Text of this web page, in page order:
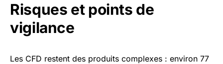
Risques et points de
vigilance
Les CFD restent des produits complexes : environ 77